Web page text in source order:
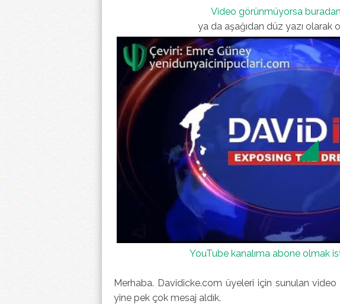
Video görünmüyorsa
ya da aşağıdan düz yazı olarak
YouTube kanalıma abone olmak
Merhaba. Davidicke.com üyeleri için sunulan video
yine pek çok mesaj aldık.